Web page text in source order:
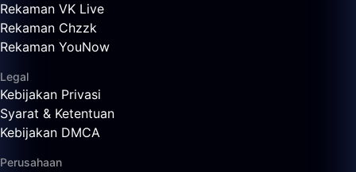
Rekaman VK Live
Rekaman Chzzk
Rekaman YouNow
Legal
Kebijakan Privasi
Syarat & Ketentuan
Kebijakan DMCA
Perusahaan